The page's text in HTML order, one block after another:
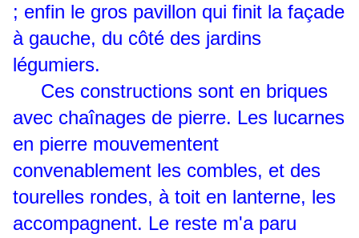
; enfin le gros pavillon qui finit la façade
à gauche, du côté des jardins
légumiers.
Ces constructions sont en briques
avec chaînages de pierre. Les lucarnes
en pierre mouvementent
convenablement les combles, et des
tourelles rondes, à toit en lanterne, les
accompagnent. Le reste m'a paru